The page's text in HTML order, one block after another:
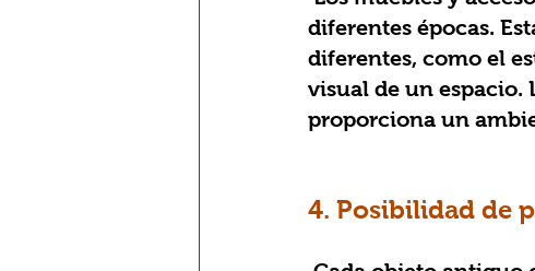
diferentes épocas.
diferentes, como el
visual de un espacio.
proporciona un
4. Posibilidad de